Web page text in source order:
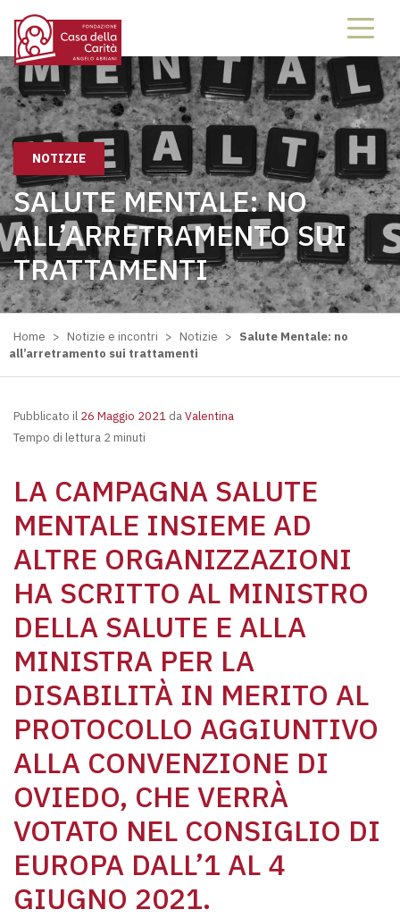
NOTIZIE
SALUTE MENTALE: NO
ALL’ARRETRAMENTO SUI
TRATTAMENTI
Home > Notizie e incontri > Notizie > Salute Mentale: no
all’arretramento sui trattamenti
Pubblicato il 26 Maggio 2021 daValentina
Tempo di lettura 2 minuti
LA CAMPAGNA SALUTE
MENTALE INSIEME AD
ALTRE ORGANIZZAZIONI
HA SCRITTO AL MINISTRO
DELLA SALUTE E ALLA
MINISTRA PER LA
DISABILITÀ IN MERITO AL
PROTOCOLLO AGGIUNTIVO
ALLA CONVENZIONE DI
OVIEDO, CHE VERRÀ
VOTATO NEL CONSIGLIO DI
EUROPA DALL’1 AL 4
GIUGNO 2021.